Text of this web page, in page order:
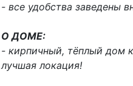
- все удобства заведены
О ДОМЕ:
- кирпичный, тёплый дом
лучшая локация!